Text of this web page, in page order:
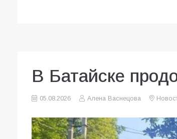
В Батайске
05.08.2026 Алена Васнецова